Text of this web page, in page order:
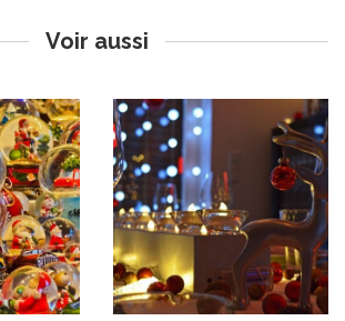
Voir aussi
de
Ateliers territoriaux pour la